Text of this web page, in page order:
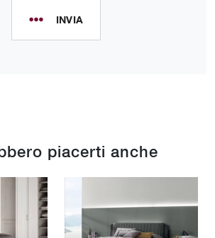
INVIA
piacerti anche